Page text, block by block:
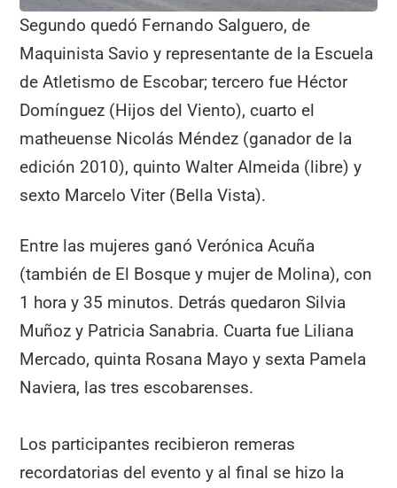
Segundo quedó Fernando Salguero, de
Maquinista Savio y representante de la Escuela
de Atletismo de Escobar; tercero fue Héctor
Domínguez (Hijos del Viento), cuarto el
matheuense Nicolás Méndez (ganador de la
edición 2010), quinto Walter Almeida (libre) y
sexto Marcelo Viter (Bella Vista).
Entre las mujeres ganó Verónica Acuña
(también de El Bosque y mujer de Molina), con
1 hora y 35 minutos. Detrás quedaron Silvia
Muñoz y Patricia Sanabria. Cuarta fue Liliana
Mercado, quinta Rosana Mayo y sexta Pamela
Naviera, las tres escobarenses.
Los participantes recibieron remeras
recordatorias del evento y al final se hizo la